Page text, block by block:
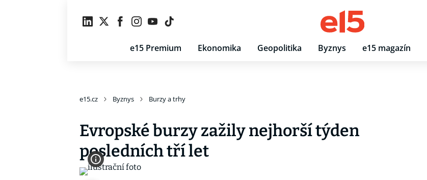
e15 Premium Ekonomika Geopolitika Byznys e15 magazín
e15.cz Byznys Burzy a trhy
Evropské burzy zažily nejhorší týden
posledních tří let